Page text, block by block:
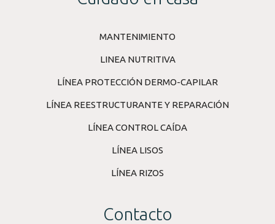
MANTENIMIENTO
LINEA NUTRITIVA
LÍNEA PROTECCIÓN DERMO-CAPILAR
LÍNEA REESTRUCTURANTE Y REPARACIÓN
LÍNEA CONTROL CAÍDA
LÍNEA LISOS
LÍNEA RIZOS
Contacto